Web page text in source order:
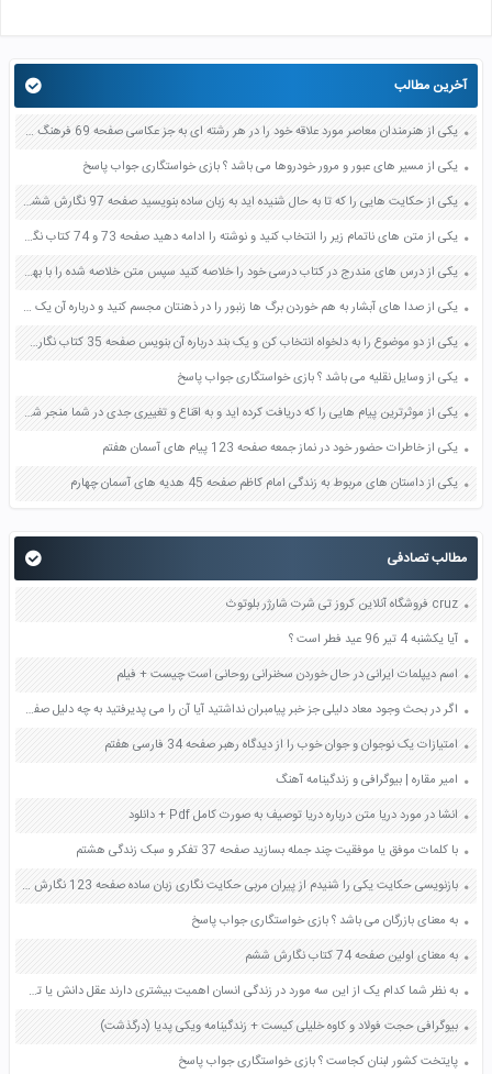
آخرین مطالب
یکی از هنرمندان معاصر مورد علاقه خود را در هر رشته ای به جز عکاسی صفحه 69 فرهنگ و هنر نهم
یکی از مسیر های عبور و مرور خودروها می باشد ؟ بازی خواستگاری جواب پاسخ
یکی از حکایت هایی را که تا به حال شنیده اید به زبان ساده بنویسید صفحه 97 نگارش ششم دبستان
یکی از متن های ناتمام زیر را انتخاب کنید و نوشته را ادامه دهید صفحه 73 و 74 کتاب نگارش فارسی پنجم دبستان
یکی از درس های مندرج در کتاب درسی خود را خلاصه کنید سپس متن خلاصه شده را با بهره گیری از روش های دسته بندی نمودار جدول نقشه مفهومی نشان دهید صفحه 118 نگارش یازدهم
یکی از صدا های آبشار به هم خوردن برگ ها زنبور را در ذهنتان مجسم کنید و درباره آن یک بند بنویسید صفحه 11 نگارش پنجم
یکی از دو موضوع را به دلخواه انتخاب کن و یک بند درباره آن بنویس صفحه 35 کتاب نگارش فارسی سوم
یکی از وسایل نقلیه می باشد ؟ بازی خواستگاری جواب پاسخ
یکی از موثرترین پیام هایی را که دریافت کرده اید و به اقناع و تغییری جدی در شما منجر شده است برسی کنید و علت این تاثیر گذاری قابل توجه را بنویسید صفحه 52 تفکر و سواد رسانه ای دهم
یکی از خاطرات حضور خود در نماز جمعه صفحه 123 پیام های آسمان هفتم
یکی از داستان های مربوط به زندگی امام کاظم صفحه 45 هدیه های آسمان چهارم
مطالب تصادفی
cruz فروشگاه آنلاین کروز تی شرت شارژر بلوتوث
آیا یکشنبه 4 تیر 96 عید فطر است ؟
اسم دیپلمات ایرانی در حال خوردن سخنرانی روحانی است چیست + فیلم
اگر در بحث وجود معاد دلیلی جز خبر پیامبران نداشتید آیا آن را می پدیرفتید به چه دلیل صفحه 60 دین و زندگی دهم
امتیازات یک نوجوان و جوان خوب را از دیدگاه رهبر صفحه 34 فارسی هفتم
امیر مقاره | بیوگرافی و زندگینامه آهنگ
انشا در مورد دریا متن درباره دریا توصیف به صورت کامل Pdf + دانلود
با کلمات موفق یا موفقیت چند جمله بسازید صفحه 37 تفکر و سبک زندگی هشتم
بازنویسی حکایت یکی را شنیدم از پیران مربی حکایت نگاری زبان ساده صفحه 123 نگارش یازدهم
به معنای بازرگان می باشد ؟ بازی خواستگاری جواب پاسخ
به معنای اولین صفحه 74 کتاب نگارش ششم
به نظر شما کدام یک از این سه مورد در زندگی انسان اهمیت بیشتری دارند عقل دانش یا تجربه صفحه 10 تفکر و سبک زندگی هفتم
بیوگرافی حجت فولاد و كاوه خليلی کیست + زندگینامه ویکی پدیا (درگذشت)
پایتخت کشور لبنان کجاست ؟ بازی خواستگاری جواب پاسخ